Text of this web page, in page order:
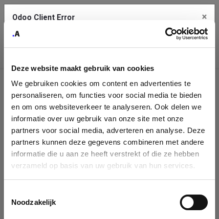
Deze website maakt gebruik van cookies
We gebruiken cookies om content en advertenties te
personaliseren, om functies voor social media te bieden
en om ons websiteverkeer te analyseren. Ook delen we
informatie over uw gebruik van onze site met onze
partners voor social media, adverteren en analyse. Deze
partners kunnen deze gegevens combineren met andere
informatie die u aan ze heeft verstrekt of die ze hebben
verzameld op basis van uw gebruik van hun services.
Noodzakelijk
Company
Identification
Please fill in your company details
You can search a company in our database by name, VAT or
enterprise ID. When a company is selected it will auto-complete the
form. If you don't find your company in our database, you can create
Odoo Client Error ×
service.
See details
Ok